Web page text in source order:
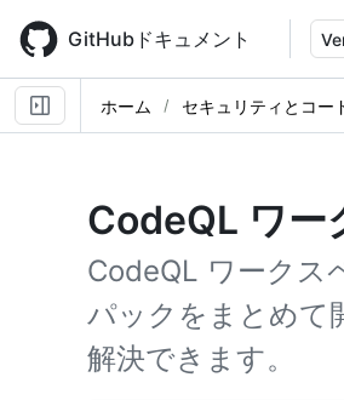
main
content
GitHubドキュメント
ホーム セキュリティとコー
CodeQL ワー
CodeQL ワークス
パックをまとめて
解決できます。